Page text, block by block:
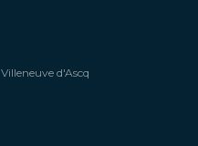
Villeneuve d'Ascq